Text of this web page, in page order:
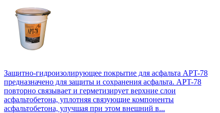
Защитно-гидроизолирующее покрытие для асфальта APT-78
предназначено для защиты и сохранения асфальта. APT-78
повторно связывает и герметизирует верхние слои
асфальтобетона, уплотняя связующие компоненты
асфальтобетона, улучшая при этом внешний в...